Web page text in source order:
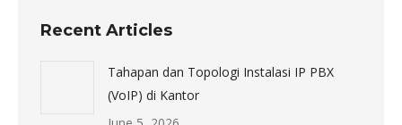
Recent Articles
Tahapan dan Topologi Instalasi IP PBX
(VoIP) di Kantor